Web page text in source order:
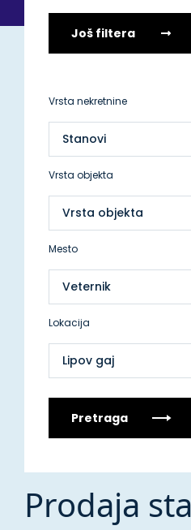
Još filtera
Vrsta nekretnine
Vrsta objekta
Mesto
Lokacija
Lipov gaj
Pretraga
Prodaja